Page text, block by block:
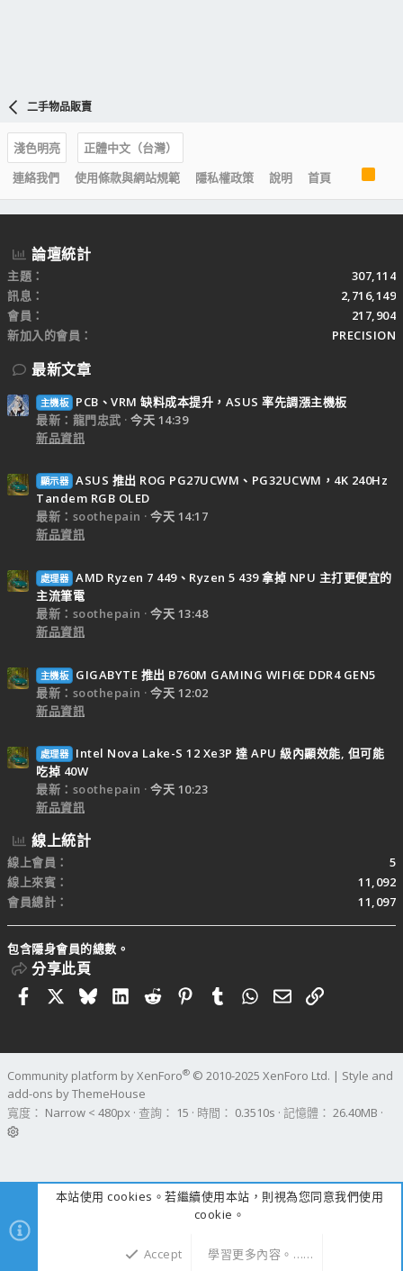
二手物品販賣
淺色明亮
正體中文（台灣）
連絡我們
使用條款與網站規範 隱私權政策 說明 首頁
S
論壇統計
主題
307,114
訊息
2,716,149
會員
217,904
新加入的會員
PRECISION
最新文章
主機板
PCB、VRM 缺料成本提升，ASUS 率先調漲主機板
最新：龍門忠武
今天 14:39
新品資訊
顯示器 ASUS 推出 ROG PG27UCWM、PG32UCWM，4K 240Hz
Tandem RGB OLED
最新：soothepain
今天 14:17
新品資訊
處理器 AMD Ryzen 7 449、Ryzen 5 439 拿掉 NPU 主打更便宜的
主流筆電
最新：soothepain
今天 13:48
新品資訊
主機板
GIGABYTE 推出 B760M GAMING WIFI6E DDR4 GEN5
最新：soothepain
今天 12:02
新品資訊
處理器
Intel Nova Lake-S 12 Xe3P 達 APU 級內顯效能, 但可能
吃掉 40W
最新：soothepain
今天 10:23
新品資訊
線上統計
線上會員
5
線上來賓
11,092
會員總計
11,097
包含隱身會員的總數。
分享此頁
FacebookBlueskyLinkedIn
RedditPinterestTumblrWhatsApp
電子郵件
連結
Community platform by XenForo® © 2010-2025 XenForo Ltd. | Style and
add-ons by ThemeHouse
寬度
查詢 15 時間 0.3510s 記憶體 26.40MB
本站使用 cookies。若繼續使用本站，則視為您同意我們使用
cookie。
Accept 學習更多內容。……